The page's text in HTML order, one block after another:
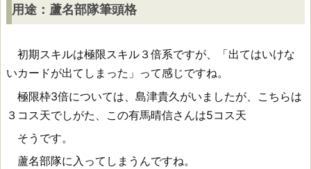
格
排
出
く
じ
用途：蘆名部隊筆頭格
初期スキルは極限スキル３倍系ですが、「出てはいけな
いカードが出てしまった」って感じですね。
極限枠3倍については、島津貴久がいましたが、こちらは
３コス天でしがた、この有馬晴信さんは5コス天
そうです。
蘆名部隊に入ってしまうんですね。